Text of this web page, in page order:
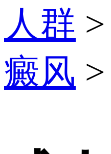
人群 >
癜风 >